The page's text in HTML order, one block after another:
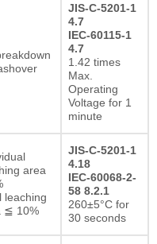
JIS-C-5201-1
4.7
IEC-60115-1
4.7
1.42 times
Max.
Operating
Voltage for 1
minute
area
leaching
≦ 10%
JIS-C-5201-1
4.18
IEC-60068-2-
58 8.2.1
260±5°C for
30 seconds